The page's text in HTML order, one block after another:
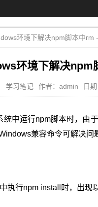
环境下解决npm脚本中rm
环境下解决npm
学习笔记 作者：admin 日
统中运行npm脚本时，由
兼容命令可解决问
行npm install时，出现以